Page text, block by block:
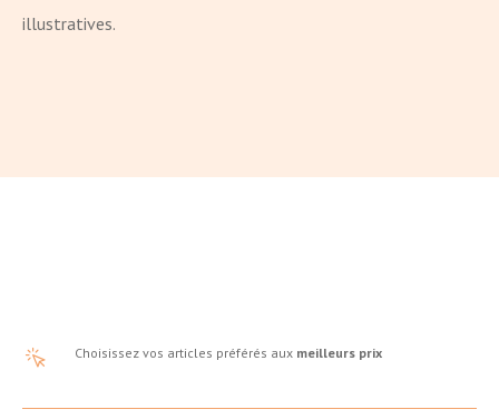
illustratives.
Choisissez vos articles préférés aux meilleurs prix